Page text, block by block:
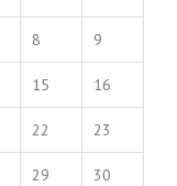
8 9
15 16
22 23
29 30